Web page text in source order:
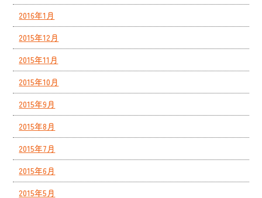
2016年1月
2015年12月
2015年11月
2015年10月
2015年9月
2015年8月
2015年7月
2015年6月
2015年5月